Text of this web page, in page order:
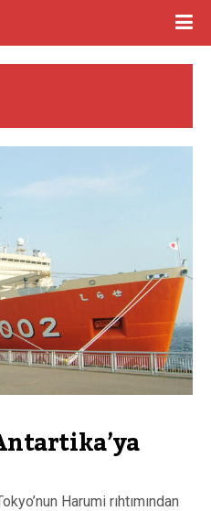
Harumi rıhtımından